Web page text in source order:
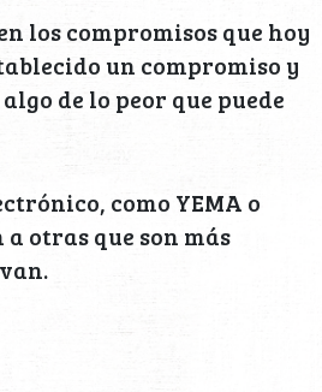
los compromisos que hoy
un compromiso y
de lo peor que puede
como YEMA o
otras que son más